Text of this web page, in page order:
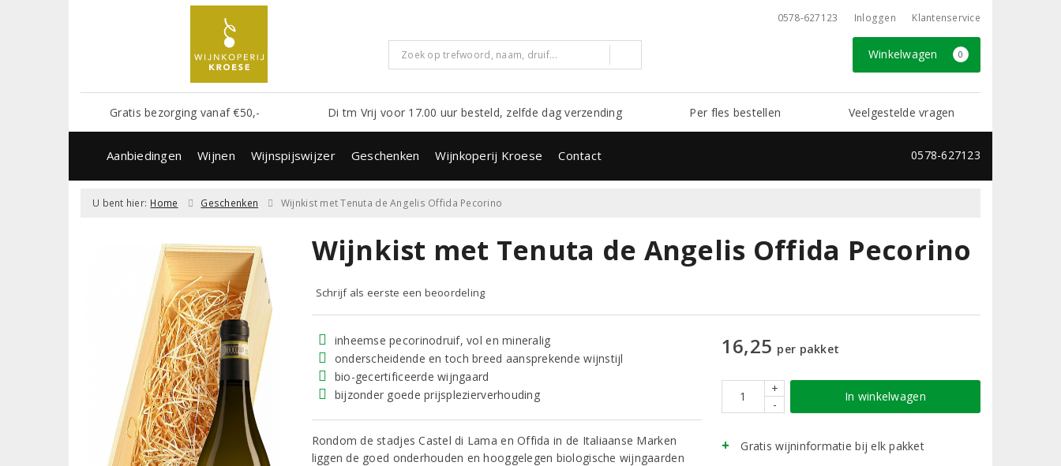
0578-627123 Inloggen Klantenservice
Winkelwagen 0
Gratis bezorging vanaf €50,- Di tm Vrij voor 17.00 uur besteld, zelfde dag verzending Per fles bestellen Veelgestelde vragen
Aanbiedingen Wijnen Wijnspijswijzer Geschenken Wijnkoperij Kroese Contact 0578-627123
U bent hier: Home Geschenken Wijnkist met Tenuta de Angelis Offida Pecorino
Wijnkist met Tenuta de Angelis Offida Pecorino
Schrijf als eerste een beoordeling
inheemse pecorinodruif, vol en mineralig
onderscheidende en toch breed aansprekende wijnstijl
bio-gecertificeerde wijngaard
bijzonder goede prijsplezierverhouding
Rondom de stadjes Castel di Lama en Offida in de Italiaanse Marken
liggen de goed onderhouden en hooggelegen biologische wijngaarden
16,25 per pakket
+
-
In winkelwagen
Gratis wijninformatie bij elk pakket